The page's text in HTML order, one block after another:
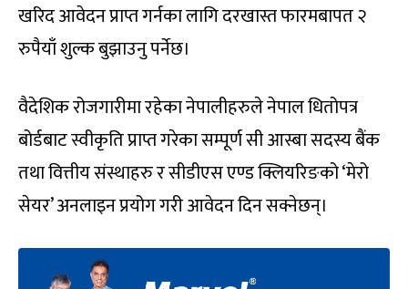
खरिद आवेदन प्राप्त गर्नका लागि दरखास्त फारमबापत २
रुपैयाँ शुल्क बुझाउनु पर्नेछ।
वैदेशिक रोजगारीमा रहेका नेपालीहरुले नेपाल धितोपत्र
बोर्डबाट स्वीकृति प्राप्त गरेका सम्पूर्ण सी आस्बा सदस्य बैंक
तथा वित्तीय संस्थाहरु र सीडीएस एण्ड क्लियरिङको ‘मेरो
सेयर’ अनलाइन प्रयोग गरी आवेदन दिन सक्नेछन्।